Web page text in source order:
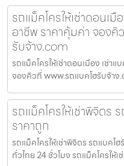
รถแม็คโครให้เช่าดอนเ
อาชีพ ราคาคุ้มค่า จอง
รับจ้าง.com
รถแม็คโครให้เช่าดอนเมือง เช่า
จองคิวที่ www.รถแบคโฮรับจ้าง
รถแม็คโครให้เช่าพิจิตร
ราคาถูก
รถแม็คโครให้เช่าพิจิตร รถแบคโ
ทั่วไทย 24 ชั่วโมง รถแม็คโครให้